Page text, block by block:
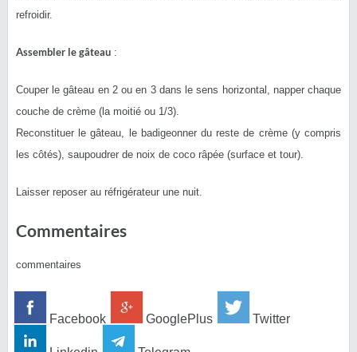
refroidir.
Assembler le gâteau :
Couper le gâteau en 2 ou en 3 dans le sens horizontal, napper chaque
couche de crème (la moitié ou 1/3).
Reconstituer le gâteau, le badigeonner du reste de crème (y compris
les côtés), saupoudrer de noix de coco râpée (surface et tour).
Laisser reposer au réfrigérateur une nuit.
Commentaires
commentaires
Facebook GooglePlus Twitter